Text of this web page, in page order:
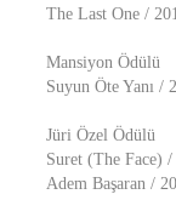
The Last One /
Mansiyon Ödülü
Suyun Öte Yanı /
Jüri Özel Ödülü
Suret (The Face)
Adem Başaran /